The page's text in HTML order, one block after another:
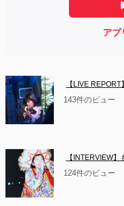
【LIVE
143件のビュー
【INTERVIEW
124件のビュー